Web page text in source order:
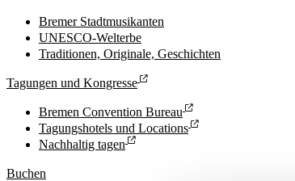
Bremer Stadtmusikanten
UNESCO-Welterbe
Traditionen, Originale, Geschichten
Tagungen und Kongresse
Bremen Convention Bureau
Tagungshotels und Locations
Nachhaltig tagen
Buchen